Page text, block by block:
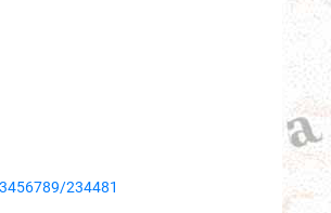
234481